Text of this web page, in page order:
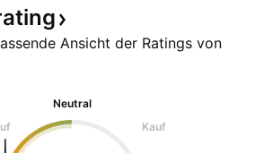
Ansicht der Ratings von
Neutral
Kauf